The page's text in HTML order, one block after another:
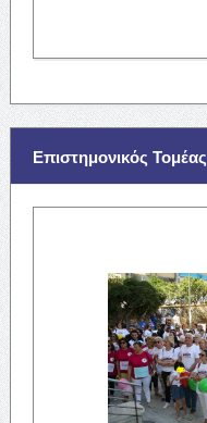
Επιστημονικός